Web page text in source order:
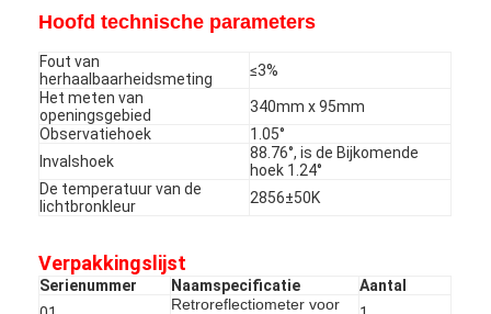
Hoofd technische parameters
Fout van
herhaalbaarheidsmeting
≤3%
Het meten van
openingsgebied
340mm x 95mm
Observatiehoek
1.05°
Invalshoek
88.76°, is de Bijkomende
hoek 1.24°
De temperatuur van de
lichtbronkleur
2856±50K
Verpakkingslijst
Serienummer Naamspecificatie
Aantal
Retroreflectiometer voor